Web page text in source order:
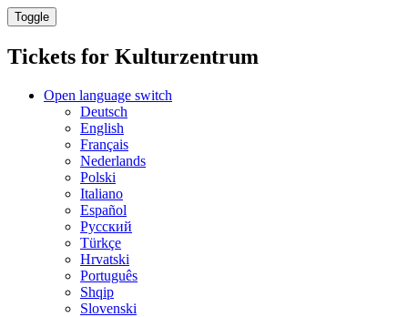
Toggle
Tickets for Kulturzentrum
Open language switch
Deutsch
English
Français
Nederlands
Polski
Italiano
Español
Русский
Türkçe
Hrvatski
Português
Shqip
Slovenski